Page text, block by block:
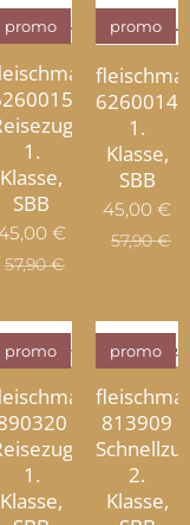
1.
Klasse,
SBB
promo
€
57,90€
1.
Klasse,
SBB
promo
45,00 €
57,90€
1.
Klasse,
promo
813909
2.
Klasse,
promo